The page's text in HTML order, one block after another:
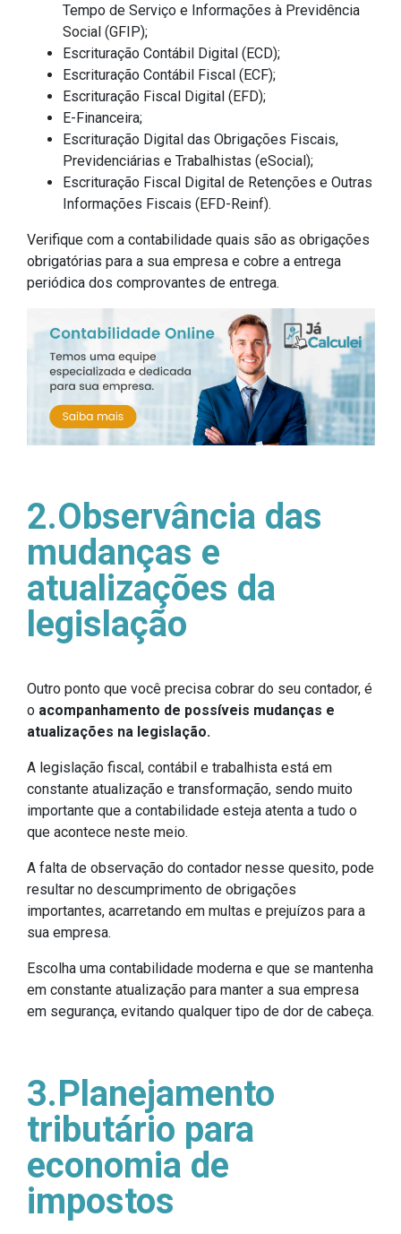
Tempo de Serviço e Informações à Previdência
Social (GFIP);
Escrituração Contábil Digital (ECD);
Escrituração Contábil Fiscal (ECF);
Escrituração Fiscal Digital (EFD);
E-Financeira;
Escrituração Digital das Obrigações Fiscais,
Previdenciárias e Trabalhistas (eSocial);
Escrituração Fiscal Digital de Retenções e Outras
Informações Fiscais (EFD-Reinf).
Verifique com a contabilidade quais são as obrigações
obrigatórias para a sua empresa e cobre a entrega
periódica dos comprovantes de entrega.
2.Observância das
mudanças e
atualizações da
legislação
Outro ponto que você precisa cobrar do seu contador, é
o acompanhamento de possíveis mudanças e
atualizações na legislação.
A legislação fiscal, contábil e trabalhista está em
constante atualização e transformação, sendo muito
importante que a contabilidade esteja atenta a tudo o
que acontece neste meio.
A falta de observação do contador nesse quesito, pode
resultar no descumprimento de obrigações
importantes, acarretando em multas e prejuízos para a
sua empresa.
Escolha uma contabilidade moderna e que se mantenha
em constante atualização para manter a sua empresa
em segurança, evitando qualquer tipo de dor de cabeça.
3.Planejamento
tributário para
economia de
impostos